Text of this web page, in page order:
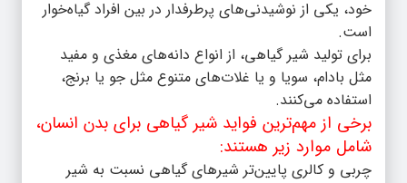
خود، یکی از نوشیدنی‌های پرطرفدار در بین افراد گیاه‌خوار
است.
برای تولید شیر گیاهی، از انواع دانه‌های مغذی و مفید
مثل بادام، سویا و یا غلات‌های متنوع مثل جو یا برنج،
استفاده می‌کنند.
برخی از مهم‌ترین فواید شیر گیاهی برای بدن انسان،
شامل موارد زیر هستند:
چربی و کالری پایین‌تر شیرهای گیاهی نسبت به شیر